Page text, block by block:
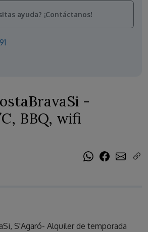
-
BBQ, wifi
S'Agaró- Alquiler de temporada
ayuda? ¡Contáctanos!